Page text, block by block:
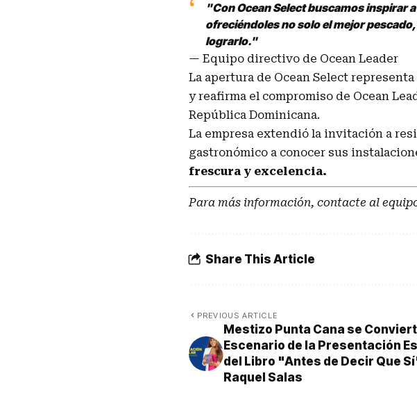
"Con Ocean Select buscamos inspirar
ofreciéndoles no solo el mejor
lograrlo."
— Equipo directivo de Ocean Leader
La apertura de Ocean Select
y reafirma el compromiso de Ocean
República Dominicana.
La empresa extendió la invitación a
gastronómico a conocer sus
frescura y excelencia.
Para más información, contacte al
Share This Article
PREVIOUS ARTICLE
Mestizo Punta Cana se
Escenario de la Presentación
del Libro "Antes de Decir Que
Raquel Salas